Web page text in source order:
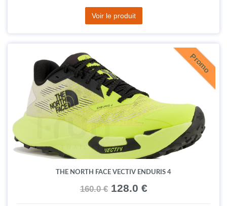
Voir le produit
Promo
THE NORTH FACE VECTIV ENDURIS 4
160.0 €128.0 €